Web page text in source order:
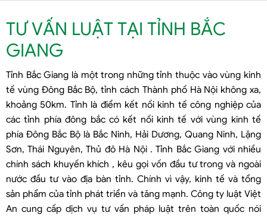
TƯ VẤN LUẬT TẠI TỈNH BẮC
GIANG
Tỉnh Bắc Giang là một trong những tỉnh thuộc vào vùng kinh
tế vùng Đông Bắc Bộ, tỉnh cách Thành phố Hà Nội không xa,
khoảng 50km. Tỉnh là điểm kết nối kinh tế công nghiệp của
các tỉnh phía đông bắc có kết nối kinh tế với vùng kinh tế
phía Đông Bắc Bộ là Bắc Ninh, Hải Dương, Quang Ninh, Lặng
Sơn, Thái Nguyên, Thủ đô Hà Nội . Tỉnh Bắc Giang với nhiều
chính sách khuyến khích , kêu gọi vốn đầu tư trong và ngoài
nước đầu tư vào địa bàn tỉnh. Chính vì vậy, kinh tế và tổng
sản phẩm của tỉnh phát triển và tăng mạnh. Công ty luật Việt
An cung cấp dịch vụ tư vấn pháp luật trên toàn quốc nói